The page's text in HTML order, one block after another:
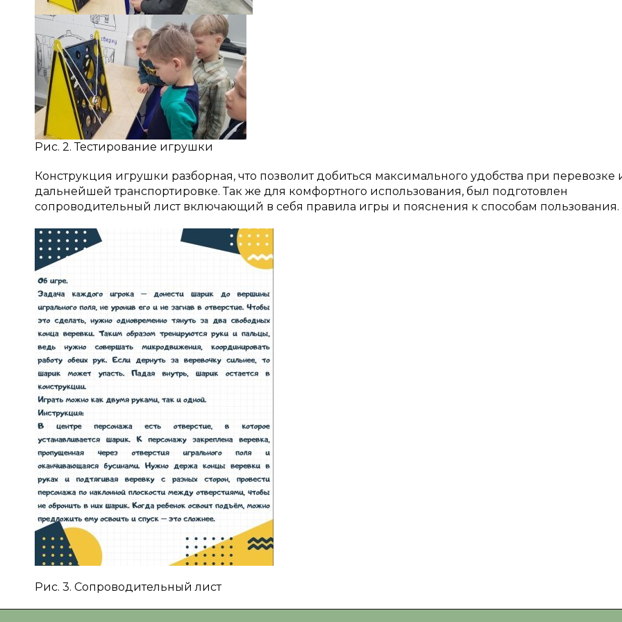
Рис. 2. Тестирование игрушки
Конструкция игрушки разборная, что позволит добиться максимального удобства при перевозке
дальнейшей транспортировке. Так же для комфортного использования, был подготовлен
сопроводительный лист включающий в себя правила игры и пояснения к способам пользования.
Рис. 3. Сопроводительный лист